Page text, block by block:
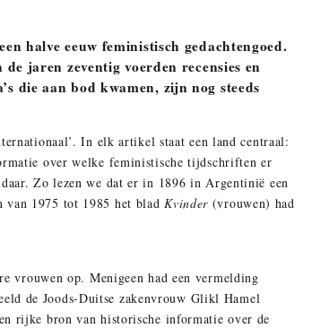
halve eeuw feministisch gedachtengoed.
de jaren zeventig voerden recensies en
die aan bod kwamen, zijn nog steeds
In elk artikel staat een land centraal:
over welke feministische tijdschriften er
Zo lezen we dat er in 1896 in Argentinië een
van 1975 tot 1985 het bladKvinder (vrouwen) had
vrouwen op. Menigeen had een vermelding
de Joods-Duitse zakenvrouw Glikl Hamel
rijke bron van historische informatie over de